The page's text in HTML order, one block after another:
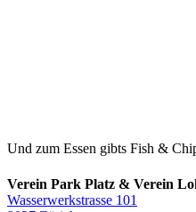
Und zum Essen gibts Fish &
Verein Park Platz & Verein
Wasserwerkstrasse 101